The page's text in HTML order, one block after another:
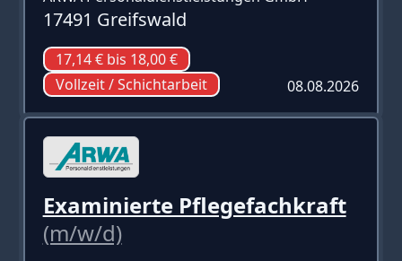
17491 Greifswald
17,14 € bis 18,00 €
Vollzeit / Schichtarbeit
08.08.2026
Examinierte Pflegefachkraft
(m/w/d)